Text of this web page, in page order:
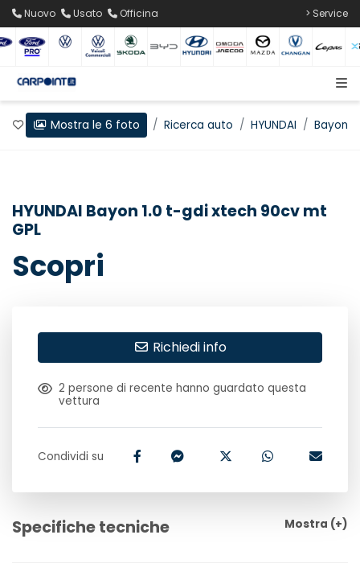
Nuovo Usato Officina > Service
Preferiti Home Ricerca auto HYUNDAI Bayon
Mostra le 6 foto
HYUNDAI Bayon 1.0 t-gdi xtech 90cv mt
GPL
Scopri
Richiedi info
2 persone di recente hanno guardato questa
vettura
Condividi su
Specifiche tecniche Mostra (+)